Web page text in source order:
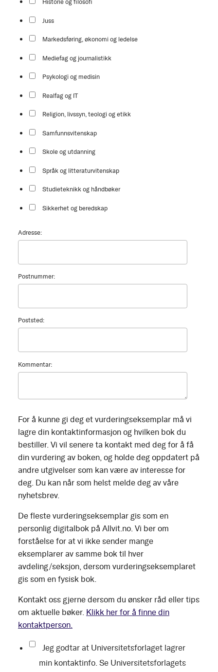
Historie og filosofi
Juss
Markedsføring, økonomi og ledelse
Mediefag og journalistikk
Psykologi og medisin
Realfag og IT
Religion, livssyn, teologi og etikk
Samfunnsvitenskap
Skole og utdanning
Språk og litteraturvitenskap
Studieteknikk og håndbøker
Sikkerhet og beredskap
Adresse:
Postnummer:
Poststed:
Kommentar:
For å kunne gi deg et vurderingseksemplar må vi
lagre din kontaktinformasjon og hvilken bok du
bestiller. Vi vil senere ta kontakt med deg for å få
din vurdering av boken, og holde deg oppdatert på
andre utgivelser som kan være av interesse for
deg. Du kan når som helst melde deg av våre
nyhetsbrev.
De fleste vurderingseksemplar gis som en
personlig digitalbok på Allvit.no. Vi ber om
forståelse for at vi ikke sender mange
eksemplarer av samme bok til hver
avdeling/seksjon, dersom vurderingseksemplaret
gis som en fysisk bok.
Kontakt oss gjerne dersom du ønsker råd eller tips
om aktuelle bøker. Klikk her for å finne din
kontaktperson.
Jeg godtar at Universitetsforlaget lagrer
min kontaktinfo. Se Universitetsforlagets